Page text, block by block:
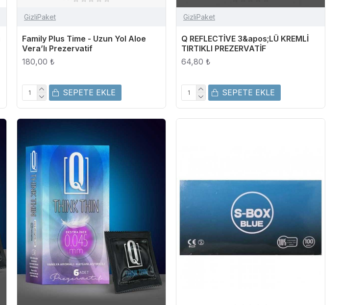
GizliPaket
Family Plus Time - Uzun Yol Aloe
Vera’lı Prezervatif
180,00 ₺
SEPETE EKLE
GizliPaket
Q REFLECTİVE 3&apos;LÜ KREMLİ
TIRTIKLI PREZERVATİF
64,80 ₺
SEPETE EKLE